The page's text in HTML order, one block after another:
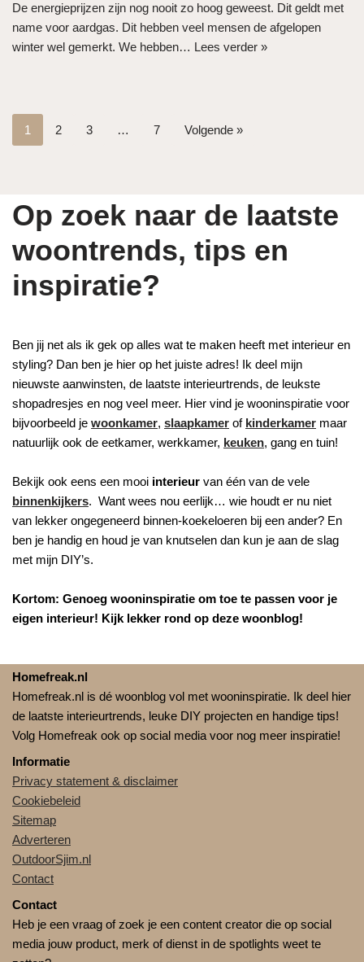
De energieprijzen zijn nog nooit zo hoog geweest. Dit geldt met
name voor aardgas. Dit hebben veel mensen de afgelopen
winter wel gemerkt. We hebben… Lees verder »
1 2 3 … 7 Volgende »
Op zoek naar de laatste
woontrends, tips en
inspiratie?
Ben jij net als ik gek op alles wat te maken heeft met interieur en
styling? Dan ben je hier op het juiste adres! Ik deel mijn
nieuwste aanwinsten, de laatste interieurtrends, de leukste
shopadresjes en nog veel meer. Hier vind je wooninspiratie voor
bijvoorbeeld je woonkamer, slaapkamer of kinderkamer maar
natuurlijk ook de eetkamer, werkkamer, keuken, gang en tuin!
Bekijk ook eens een mooi interieur van één van de vele
binnenkijkers. Want wees nou eerlijk… wie houdt er nu niet
van lekker ongegeneerd binnen-koekeloeren bij een ander? En
ben je handig en houd je van knutselen dan kun je aan de slag
met mijn DIY’s.
Kortom: Genoeg wooninspiratie om toe te passen voor je
eigen interieur! Kijk lekker rond op deze woonblog!
Homefreak.nl
Homefreak.nl is dé woonblog vol met wooninspiratie. Ik deel hier
de laatste interieurtrends, leuke DIY projecten en handige tips!
Volg Homefreak ook op social media voor nog meer inspiratie!
Informatie
Privacy statement & disclaimer
Cookiebeleid
Sitemap
Adverteren
OutdoorSjim.nl
Contact
Contact
Heb je een vraag of zoek je een content creator die op social
media jouw product, merk of dienst in de spotlights weet te